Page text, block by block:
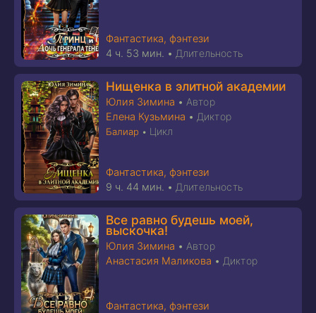
Фантастика, фэнтези
4 ч. 53 мин. • Длительность
Нищенка в элитной академии
Юлия Зимина • Автор
Елена Кузьмина • Диктор
Балиар • Цикл
Фантастика, фэнтези
9 ч. 44 мин. • Длительность
Все равно будешь моей,
выскочка!
Юлия Зимина • Автор
Анастасия Маликова • Диктор
Фантастика, фэнтези